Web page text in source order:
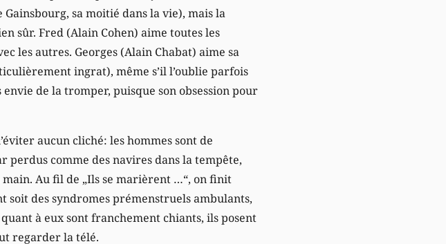
sa moitié dans la vie), mais la
sûr. Fred (Alain Cohen) aime toutes les
les autres. Georges (Alain Chabat) aime sa
ingrat), même s’il l’oublie parfois
de la tromper, puisque son obsession pour
aucun cliché: les hommes sont de
perdus comme des navires dans la tempête,
Au fil de „Ils se marièrent …“, on finit
soit des syndromes prémenstruels ambulants,
à eux sont franchement chiants, ils posent
regarder la télé.